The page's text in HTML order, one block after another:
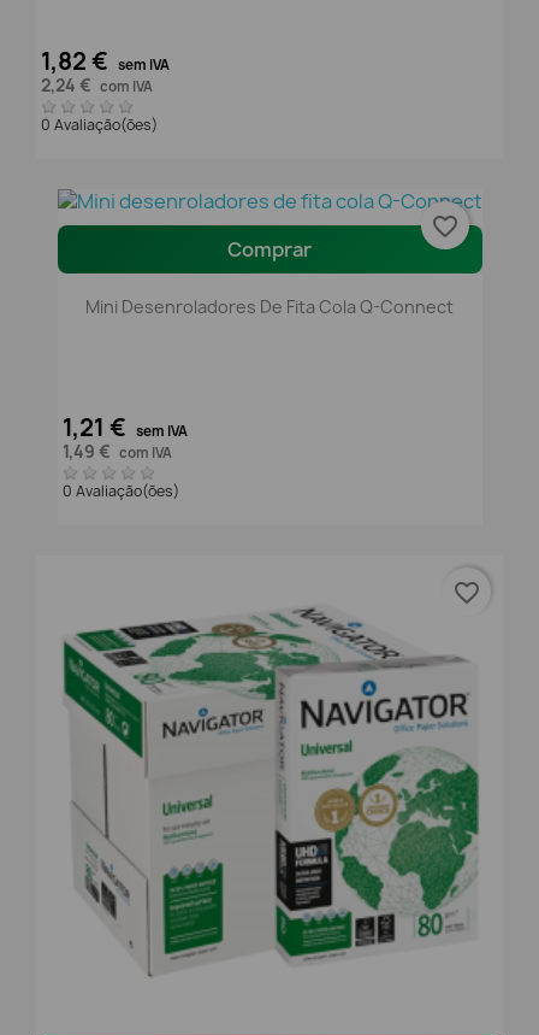
1,82 € sem IVA
2,24 € com IVA
0 Avaliação(ões)
Comprar
Mini Desenroladores De Fita Cola Q-Connect
1,21 € sem IVA
1,49 € com IVA
0 Avaliação(ões)
favorite_border
favorite_border